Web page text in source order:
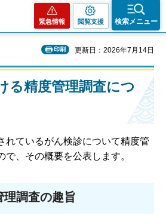
緊急情報 閲覧支援 検索メニュー
印刷 更新日：2026年7月14日
る精度管理調査につ
れているがん検診について精度管
で、その概要を公表します。
理調査の趣旨